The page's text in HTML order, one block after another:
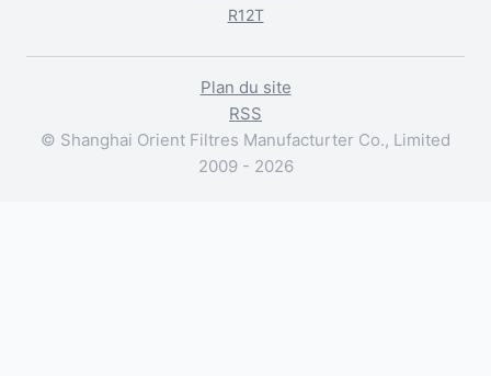
R12T
Plan du site
RSS
© Shanghai Orient Filtres Manufacturter Co., Limited
2009 - 2026